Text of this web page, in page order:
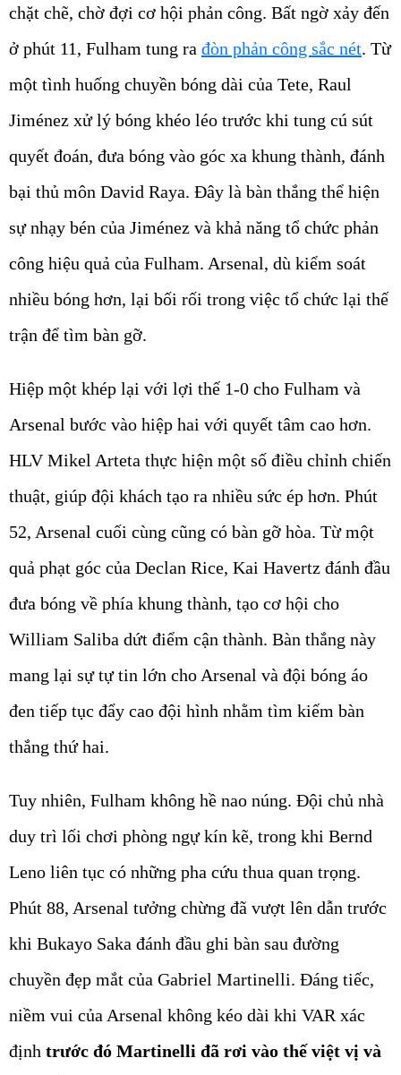
chặt chẽ, chờ đợi cơ hội phản công. Bất ngờ xảy đến
ở phút 11, Fulham tung ra đòn phản công sắc nét. Từ
một tình huống chuyền bóng dài của Tete, Raul
Jiménez xử lý bóng khéo léo trước khi tung cú sút
quyết đoán, đưa bóng vào góc xa khung thành, đánh
bại thủ môn David Raya. Đây là bàn thắng thể hiện
sự nhạy bén của Jiménez và khả năng tổ chức phản
công hiệu quả của Fulham. Arsenal, dù kiểm soát
nhiều bóng hơn, lại bối rối trong việc tổ chức lại thế
trận để tìm bàn gỡ.
Hiệp một khép lại với lợi thế 1-0 cho Fulham và
Arsenal bước vào hiệp hai với quyết tâm cao hơn.
HLV Mikel Arteta thực hiện một số điều chỉnh chiến
thuật, giúp đội khách tạo ra nhiều sức ép hơn. Phút
52, Arsenal cuối cùng cũng có bàn gỡ hòa. Từ một
quả phạt góc của Declan Rice, Kai Havertz đánh đầu
đưa bóng về phía khung thành, tạo cơ hội cho
William Saliba dứt điểm cận thành. Bàn thắng này
mang lại sự tự tin lớn cho Arsenal và đội bóng áo
đen tiếp tục đẩy cao đội hình nhằm tìm kiếm bàn
thắng thứ hai.
Tuy nhiên, Fulham không hề nao núng. Đội chủ nhà
duy trì lối chơi phòng ngự kín kẽ, trong khi Bernd
Leno liên tục có những pha cứu thua quan trọng.
Phút 88, Arsenal tưởng chừng đã vượt lên dẫn trước
khi Bukayo Saka đánh đầu ghi bàn sau đường
chuyền đẹp mắt của Gabriel Martinelli. Đáng tiếc,
niềm vui của Arsenal không kéo dài khi VAR xác
định trước đó Martinelli đã rơi vào thế việt vị và